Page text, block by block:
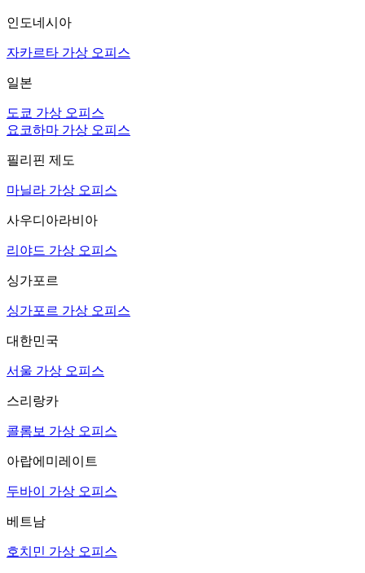
인도네시아
자카르타 가상 오피스
일본
도쿄 가상 오피스
요코하마 가상 오피스
필리핀 제도
마닐라 가상 오피스
사우디아라비아
리야드 가상 오피스
싱가포르
싱가포르 가상 오피스
대한민국
서울 가상 오피스
스리랑카
콜롬보 가상 오피스
아랍에미레이트
두바이 가상 오피스
베트남
호치민 가상 오피스